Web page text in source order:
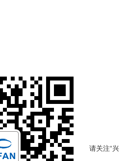
请关注“兴